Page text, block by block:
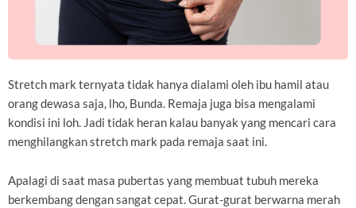
Stretch mark ternyata tidak hanya dialami oleh ibu hamil atau
orang dewasa saja, lho, Bunda. Remaja juga bisa mengalami
kondisi ini loh. Jadi tidak heran kalau banyak yang mencari cara
menghilangkan stretch mark pada remaja saat ini.
Apalagi di saat masa pubertas yang membuat tubuh mereka
berkembang dengan sangat cepat. Gurat-gurat berwarna merah